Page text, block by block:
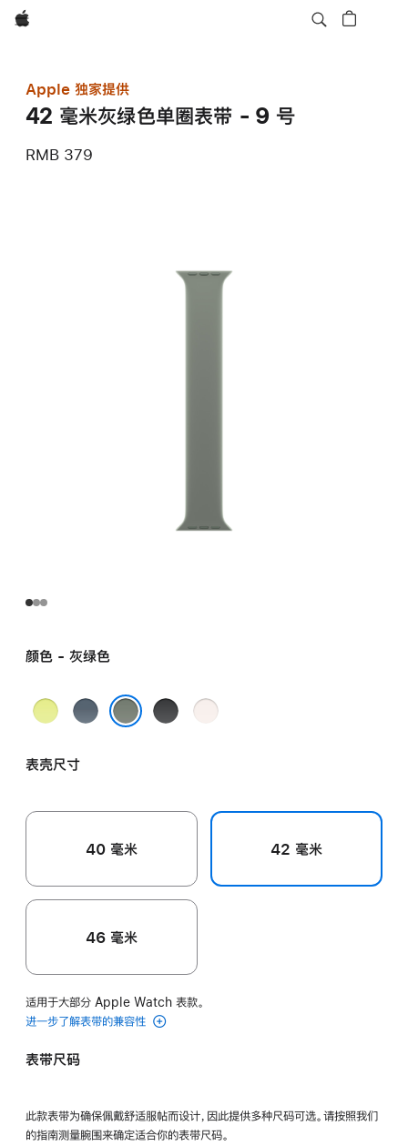
Apple
Apple 独家提供
42 毫米灰绿色单圈表带 - 9 号
RMB 379
颜色 - 灰绿色
霓
黄
铁
蓝
黑
淡
表壳尺寸
40 毫米 42 毫米
46 毫米
适用于大部分 Apple Watch 表款。
进一步了解表带的兼容性
表带尺码
此款表带为确保佩戴舒适服帖而设计，因此提供多种尺码可选。请按照我们
的指南测量腕围来确定适合你的表带尺码。